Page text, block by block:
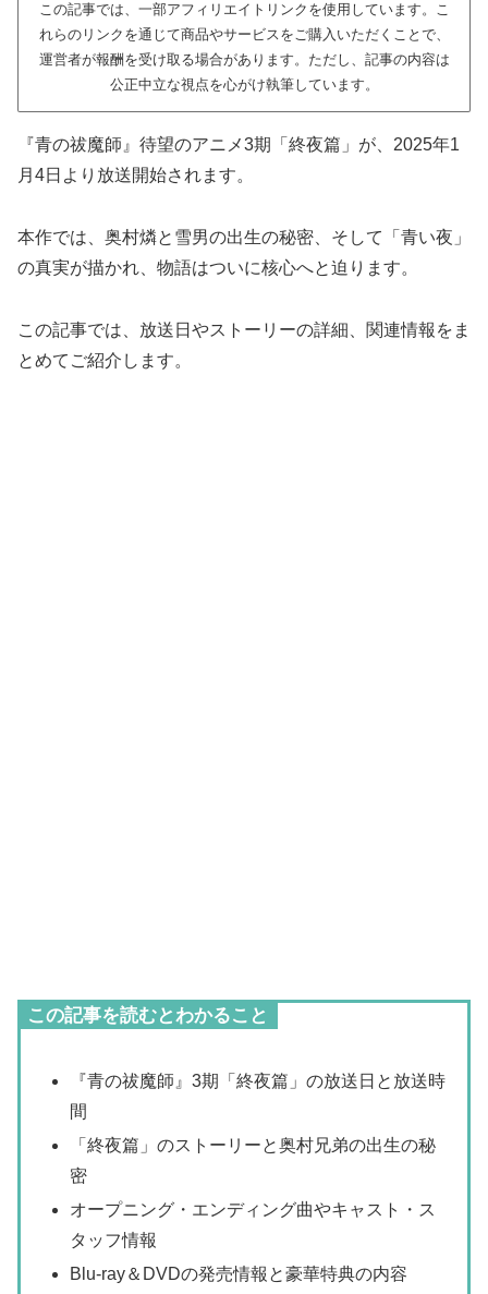
この記事では、一部アフィリエイトリンクを使用しています。こ
れらのリンクを通じて商品やサービスをご購入いただくことで、
運営者が報酬を受け取る場合があります。ただし、記事の内容は
公正中立な視点を心がけ執筆しています。
『青の祓魔師』待望のアニメ3期「終夜篇」が、2025年1
月4日より放送開始されます。
本作では、奥村燐と雪男の出生の秘密、そして「青い夜」
の真実が描かれ、物語はついに核心へと迫ります。
この記事では、放送日やストーリーの詳細、関連情報をま
とめてご紹介します。
この記事を読むとわかること
『青の祓魔師』3期「終夜篇」の放送日と放送時
間
「終夜篇」のストーリーと奥村兄弟の出生の秘
密
オープニング・エンディング曲やキャスト・ス
タッフ情報
Blu-ray＆DVDの発売情報と豪華特典の内容